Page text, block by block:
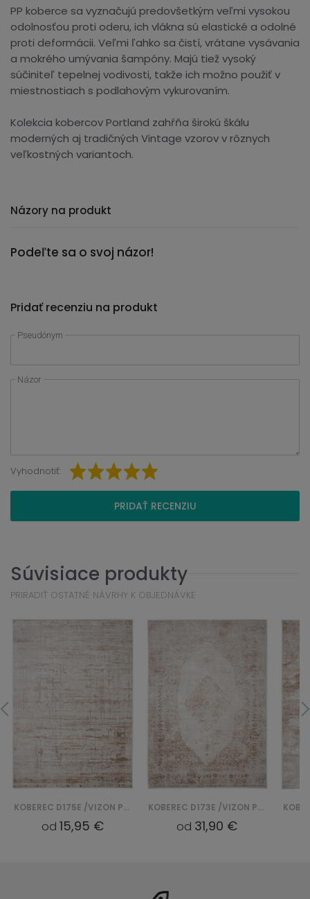
PP koberce sa vyznačujú predovšetkým veľmi vysokou
odolnosťou proti oderu, ich vlákna sú elastické a odolné
proti deformácii. Veľmi ľahko sa čistí, vrátane vysávania
a mokrého umývania šampóny. Majú tiež vysoký
súčiniteľ tepelnej vodivosti, takže ich možno použiť v
miestnostiach s podlahovým vykurovaním.
Kolekcia kobercov Portland zahŕňa širokú škálu
moderných aj tradičných Vintage vzorov v rôznych
veľkostných variantoch.
Názory na produkt
Podeľte sa o svoj názor!
Pridať recenziu na produkt
Pseudónym
Názor
Vyhodnotiť:
PRIDAŤ RECENZIU
Súvisiace produkty
PRIRADIŤ OSTATNÉ NÁVRHY K OBJEDNÁVKE
KOBEREC D175E /VIZON PORTLAND - BIAŁY
od 15,95 €
KOBEREC D173E /VIZON PORTLAND - BIAŁY
od 31,90 €